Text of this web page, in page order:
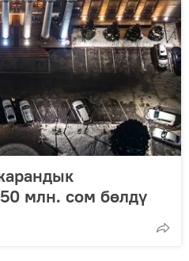
млн. сом бөлдү